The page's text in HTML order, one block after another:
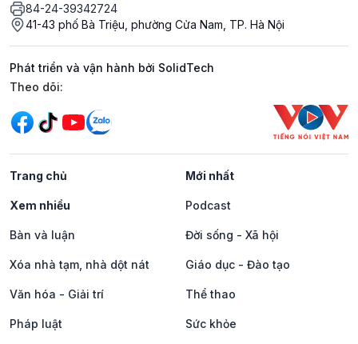
84-24-39342724
41-43 phố Bà Triệu, phường Cửa Nam, TP. Hà Nội
Phát triển và vận hành bởi SolidTech
Mạng xã hội
Theo dõi:
Trang chủ Mới nhất
Xem nhiều Podcast
Bàn và luận Đời sống - Xã hội
Xóa nhà tạm, nhà dột nát Giáo dục - Đào tạo
Văn hóa - Giải trí Thể thao
Pháp luật Sức khỏe